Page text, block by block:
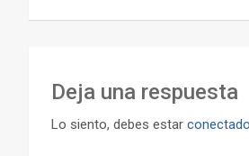
entradas
Deja una respuesta
Lo siento, debes estar conectado